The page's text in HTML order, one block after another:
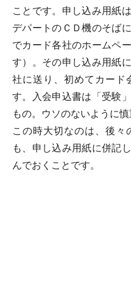
ことです。申し込み用紙
デパートのＣＤ機のそば
でカード各社のホームペ
す）。その申し込み用紙
社に送り、初めてカード
す。入会申込書は「受験
もの。ウソのないように慎
この時大切なのは、後
も、申し込み用紙に併記
んでおくことです。